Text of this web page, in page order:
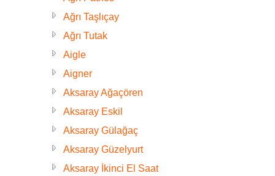
Ağrı Taşlıçay
Ağrı Tutak
Aigle
Aigner
Aksaray Ağaçören
Aksaray Eskil
Aksaray Gülağaç
Aksaray Güzelyurt
Aksaray İkinci El Saat